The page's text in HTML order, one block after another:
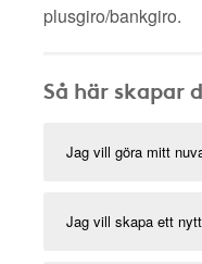
plusgiro/bankgiro.
Så här
Jag vill göra mitt
Jag vill skapa ett